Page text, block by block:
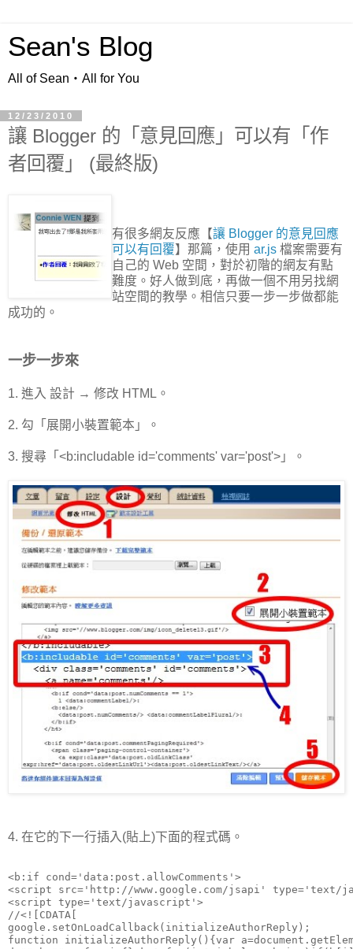
Sean's Blog
All of Sean‧All for You
12/23/2010
讓 Blogger 的「意見回應」可以有「作
者回覆」 (最終版)
有很多網友反應【讓 Blogger 的意見回應
可以有回覆】那篇，使用 ar.js 檔案需要有
自己的 Web 空間，對於初階的網友有點
難度。好人做到底，再做一個不用另找網
站空間的教學。相信只要一步一步做都能
成功的。
一步一步來
1. 進入 設計 → 修改 HTML。
2. 勾「展開小裝置範本」。
3. 搜尋「<b:includable id='comments' var='post'>」。
4. 在它的下一行插入(貼上)下面的程式碼。
<b:if cond='data:post.allowComments'>
<script src='http://www.google.com/jsapi' type='text/
<script type='text/javascript'>
//<![CDATA[
google.setOnLoadCallback(initializeAuthorReply);
function initializeAuthorReply(){var